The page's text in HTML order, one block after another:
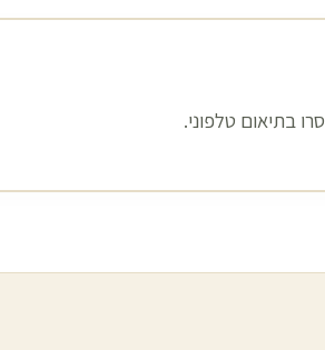
בתיאום טלפוני.